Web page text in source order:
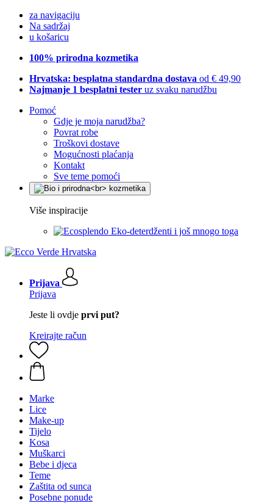
za navigaciju
Na sadržaj
u košaricu
100% prirodna kozmetika
Hrvatska: besplatna standardna dostava od € 49,90
Najmanje 1 besplatni tester uz svaku narudžbu
Pomoć
Gdje je moja narudžba?
Povrat robe
Troškovi dostave
Mogućnosti plaćanja
Kontakt
Sve teme pomoći
Više inspiracije
Eko-deterdženti i još mnogo toga
Prijava
Prijava
Jeste li ovdje prvi put?
Kreirajte račun
Marke
Lice
Make-up
Tijelo
Kosa
Muškarci
Bebe i djeca
Teme
Zaštita od sunca
Posebne ponude